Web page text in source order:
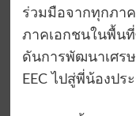
ร่วมมือจากทุกภา
ภาคเอกชนในพื้น
ดันการพัฒนาเศร
EEC ไปสู่พี่น้องป